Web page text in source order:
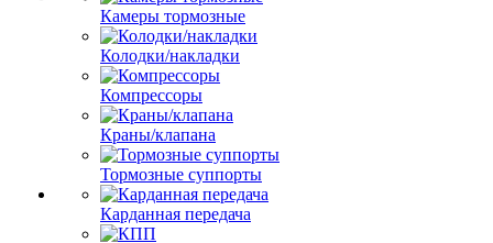
Камеры тормозные
Колодки/накладки
Компрессоры
Краны/клапана
Тормозные суппорты
Карданная передача